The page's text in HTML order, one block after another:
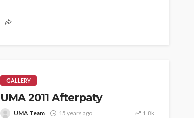
GALLERY
UMA 2011 Afterpaty
UMA Team 15 years ago 1.8k